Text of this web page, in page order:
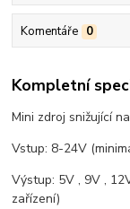
Komentáře 0
Kompletní
Mini zdroj snižující
Vstup: 8-24V
Výstup: 5V , 9V ,
zařízení)